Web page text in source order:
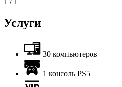
Услуги
30 компьютеров
1 консоль PS5